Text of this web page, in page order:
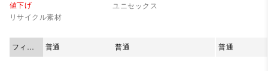
値下げ
リサイクル素材
フィッ
ト
普通
ユニセックス
普通 普通